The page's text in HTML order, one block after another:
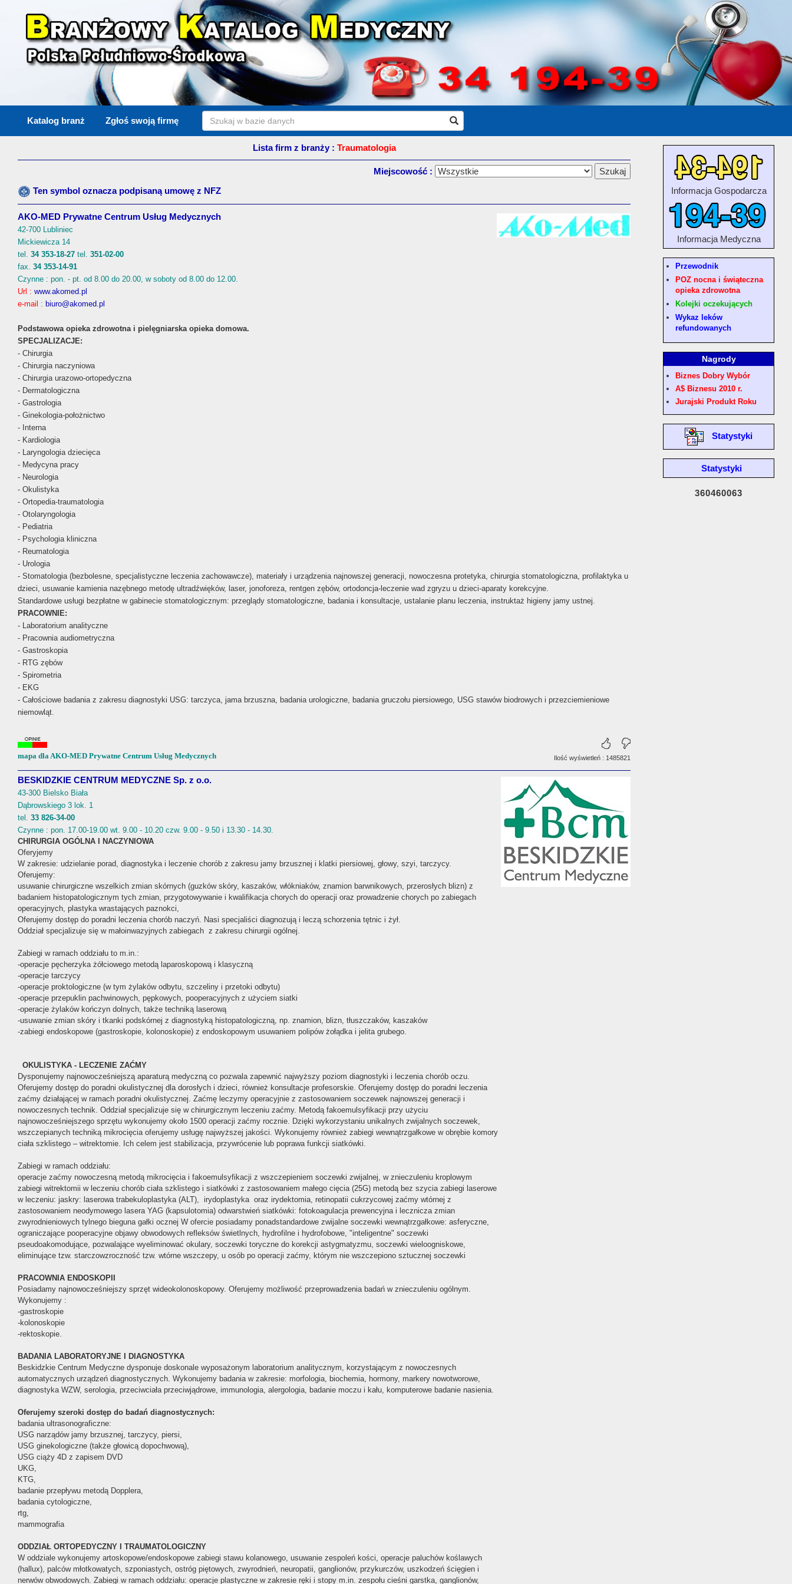
Katalog branż Zgłoś swoją firmę
Lista firm z branży : Traumatologia
Miejscowość :
Ten symbol oznacza podpisaną umowę z NFZ
AKO-MED Prywatne Centrum Usług Medycznych
42-700 Lubliniec
Mickiewicza 14
tel. 34 353-18-27 tel. 351-02-00
fax. 34 353-14-91
Czynne : pon. - pt. od 8.00 do 20.00, w soboty od 8.00 do 12.00.
Url : www.akomed.pl
e-mail : biuro@akomed.pl
Podstawowa opieka zdrowotna i pielęgniarska opieka domowa.
SPECJALIZACJE:
- Chirurgia
- Chirurgia naczyniowa
- Chirurgia urazowo-ortopedyczna
- Dermatologiczna
- Gastrologia
- Ginekologia-położnictwo
- Interna
- Kardiologia
- Laryngologia dziecięca
- Medycyna pracy
- Neurologia
- Okulistyka
- Ortopedia-traumatologia
- Otolaryngologia
- Pediatria
- Psychologia kliniczna
- Reumatologia
- Urologia
- Stomatologia (bezbolesne, specjalistyczne leczenia zachowawcze), materiały i urządzenia najnowszej generacji, nowoczesna protetyka, chirurgia stomatologiczna, profilaktyka u
dzieci, usuwanie kamienia nazębnego metodę ultradźwięków, laser, jonoforeza, rentgen zębów, ortodoncja-leczenie wad zgryzu u dzieci-aparaty korekcyjne.
Standardowe usługi bezpłatne w gabinecie stomatologicznym: przeglądy stomatologiczne, badania i konsultacje, ustalanie planu leczenia, instruktaż higieny jamy ustnej.
PRACOWNIE:
- Laboratorium analityczne
- Pracownia audiometryczna
- Gastroskopia
- RTG zębów
- Spirometria
- EKG
- Całościowe badania z zakresu diagnostyki USG: tarczyca, jama brzuszna, badania urologiczne, badania gruczołu piersiowego, USG stawów biodrowych i przezciemieniowe
niemowląt.
mapa dla AKO-MED Prywatne Centrum Usług Medycznych Ilość wyświetleń : 1485821
BESKIDZKIE CENTRUM MEDYCZNE Sp. z o.o.
43-300 Bielsko Biała
Dąbrowskiego 3 lok. 1
tel. 33 826-34-00
Czynne : pon. 17.00-19.00 wt. 9.00 - 10.20 czw. 9.00 - 9.50 i 13.30 - 14.30.
CHIRURGIA OGÓLNA I NACZYNIOWA
Oferyjemy
W zakresie: udzielanie porad, diagnostyka i leczenie chorób z zakresu jamy brzusznej i klatki piersiowej, głowy, szyi, tarczycy.
Oferujemy:
usuwanie chirurgiczne wszelkich zmian skórnych (guzków skóry, kaszaków, włókniaków, znamion barwnikowych, przerosłych blizn) z
badaniem histopatologicznym tych zmian, przygotowywanie i kwalifikacja chorych do operacji oraz prowadzenie chorych po zabiegach
operacyjnych, plastyka wrastających paznokci,
Oferujemy dostęp do poradni leczenia chorób naczyń. Nasi specjaliści diagnozują i leczą schorzenia tętnic i żył.
Oddział specjalizuje się w małoinwazyjnych zabiegach z zakresu chirurgii ogólnej.
Zabiegi w ramach oddziału to m.in.:
-operacje pęcherzyka żółciowego metodą laparoskopową i klasyczną
-operacje tarczycy
-operacje proktologiczne (w tym żylaków odbytu, szczeliny i przetoki odbytu)
-operacje przepuklin pachwinowych, pępkowych, pooperacyjnych z użyciem siatki
-operacje żylaków kończyn dolnych, także techniką laserową
-usuwanie zmian skóry i tkanki podskórnej z diagnostyką histopatologiczną, np. znamion, blizn, tłuszczaków, kaszaków
-zabiegi endoskopowe (gastroskopie, kolonoskopie) z endoskopowym usuwaniem polipów żołądka i jelita grubego.
OKULISTYKA - LECZENIE ZAĆMY
Dysponujemy najnowocześniejszą aparaturą medyczną co pozwala zapewnić najwyższy poziom diagnostyki i leczenia chorób oczu.
Oferujemy dostęp do poradni okulistycznej dla dorosłych i dzieci, również konsultacje profesorskie. Oferujemy dostęp do poradni leczenia
zaćmy działającej w ramach poradni okulistycznej. Zaćmę leczymy operacyjnie z zastosowaniem soczewek najnowszej generacji i
nowoczesnych technik. Oddział specjalizuje się w chirurgicznym leczeniu zaćmy. Metodą fakoemulsyfikacji przy użyciu
najnowocześniejszego sprzętu wykonujemy około 1500 operacji zaćmy rocznie. Dzięki wykorzystaniu unikalnych zwijalnych soczewek,
wszczepianych techniką mikrocięcia oferujemy usługę najwyższej jakości. Wykonujemy również zabiegi wewnątrzgałkowe w obrębie komory
ciała szklistego – witrektomie. Ich celem jest stabilizacja, przywrócenie lub poprawa funkcji siatkówki.
Zabiegi w ramach oddziału:
operacje zaćmy nowoczesną metodą mikrocięcia i fakoemulsyfikacji z wszczepieniem soczewki zwijalnej, w znieczuleniu kroplowym
zabiegi witrektomii w leczeniu chorób ciała szklistego i siatkówki z zastosowaniem małego cięcia (25G) metodą bez szycia zabiegi laserowe
w leczeniu: jaskry: laserowa trabekuloplastyka (ALT), irydoplastyka oraz irydektomia, retinopatii cukrzycowej zaćmy wtórnej z
zastosowaniem neodymowego lasera YAG (kapsulotomia) odwarstwień siatkówki: fotokoagulacja prewencyjna i lecznicza zmian
zwyrodnieniowych tylnego bieguna gałki ocznej W ofercie posiadamy ponadstandardowe zwijalne soczewki wewnątrzgałkowe: asferyczne,
ograniczające pooperacyjne objawy obwodowych refleksów świetlnych, hydrofilne i hydrofobowe, "inteligentne" soczewki
pseudoakomodujące, pozwalające wyeliminować okulary, soczewki toryczne do korekcji astygmatyzmu, soczewki wieloogniskowe,
eliminujące tzw. starczowzroczność tzw. wtórne wszczepy, u osób po operacji zaćmy, którym nie wszczepiono sztucznej soczewki
PRACOWNIA ENDOSKOPII
Posiadamy najnowocześniejszy sprzęt wideokolonoskopowy. Oferujemy możliwość przeprowadzenia badań w znieczuleniu ogólnym.
Wykonujemy :
-gastroskopie
-kolonoskopie
-rektoskopie.
BADANIA LABORATORYJNE I DIAGNOSTYKA
Beskidzkie Centrum Medyczne dysponuje doskonale wyposażonym laboratorium analitycznym, korzystającym z nowoczesnych
automatycznych urządzeń diagnostycznych. Wykonujemy badania w zakresie: morfologia, biochemia, hormony, markery nowotworowe,
diagnostyka WZW, serologia, przeciwciała przeciwjądrowe, immunologia, alergologia, badanie moczu i kału, komputerowe badanie nasienia.
Oferujemy szeroki dostęp do badań diagnostycznych:
badania ultrasonograficzne:
USG narządów jamy brzusznej, tarczycy, piersi,
USG ginekologiczne (także głowicą dopochwową),
USG ciąży 4D z zapisem DVD
UKG,
KTG,
badanie przepływu metodą Dopplera,
badania cytologiczne,
rtg,
mammografia
ODDZIAŁ ORTOPEDYCZNY I TRAUMATOLOGICZNY
W oddziale wykonujemy artoskopowe/endoskopowe zabiegi stawu kolanowego, usuwanie zespoleń kości, operacje paluchów koślawych
(hallux), palców młotkowatych, szponiastych, ostróg piętowych, zwyrodnień, neuropatii, ganglionów, przykurczów, uszkodzeń ścięgien i
nerwów obwodowych. Zabiegi w ramach oddziału: operacje plastyczne w zakresie ręki i stopy m.in. zespołu cieśni garstka, ganglionów,
Informacja Gospodarcza
Informacja Medyczna
Przewodnik
POZ nocna i świąteczna
opieka zdrowotna
Kolejki oczekujących
Wykaz leków
refundowanych
Nagrody
Biznes Dobry Wybór
A$ Biznesu 2010 r.
Jurajski Produkt Roku
Statystyki
Statystyki
360460063